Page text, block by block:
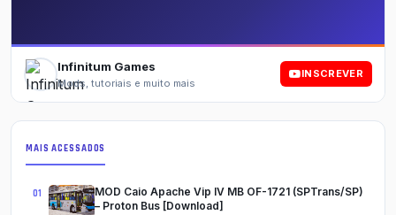
Infinitum Games
Mods, tutoriais e muito mais
INSCREVER
MAIS ACESSADOS
MOD Caio Apache Vip IV MB OF-1721 (SPTrans/SP)
– Proton Bus [Download]